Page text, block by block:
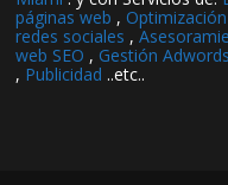
páginas web ,
redes sociales ,
web SEO , Gestión
, Publicidad ..etc..